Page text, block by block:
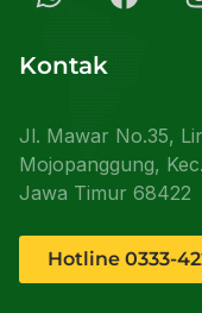
Kontak
Jl. Mawar No.35,
Mojopanggung,
Jawa Timur 68422
Hotline 0333-